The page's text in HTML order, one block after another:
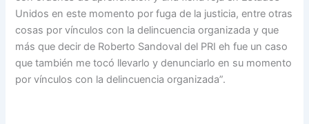
Unidos en este momento por fuga de la justicia, entre otras
cosas por vínculos con la delincuencia organizada y que
más que decir de Roberto Sandoval del PRI eh fue un caso
que también me tocó llevarlo y denunciarlo en su momento
por vínculos con la delincuencia organizada”.